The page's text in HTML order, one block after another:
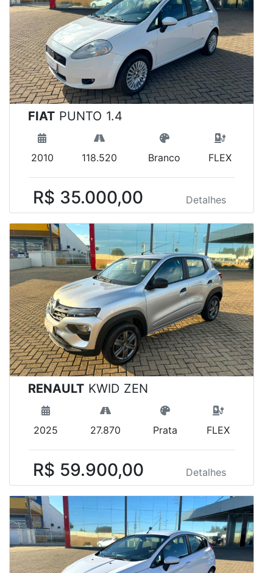
FIAT PUNTO 1.4
2010 118.520 Branco FLEX
R$ 35.000,00 Detalhes
RENAULT KWID ZEN
2025 27.870 Prata FLEX
R$ 59.900,00 Detalhes